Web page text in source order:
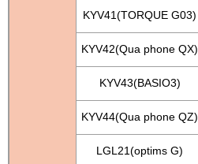
KYV41(TORQUE G03)
KYV42(Qua phone QX)
KYV43(BASIO3)
KYV44(Qua phone QZ)
LGL21(optims G)